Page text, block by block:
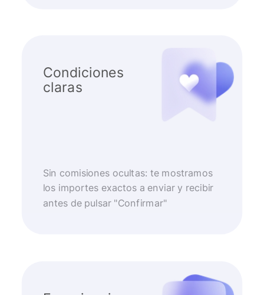
Condiciones
claras
Sin comisiones ocultas: te mostramos
los importes exactos a enviar y recibir
antes de pulsar "Confirmar"